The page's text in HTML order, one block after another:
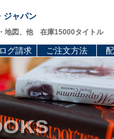
ジャパン
地図、他 在庫15000タイトル
グ請求 ご注文方法